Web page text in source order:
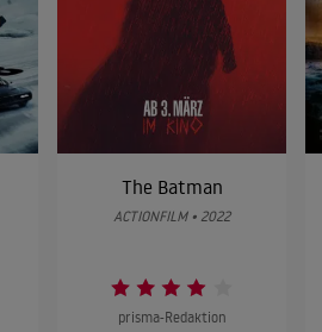
The Batman
ACTIONFILM • 2022
prisma-Redaktion